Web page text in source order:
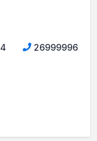
26999996